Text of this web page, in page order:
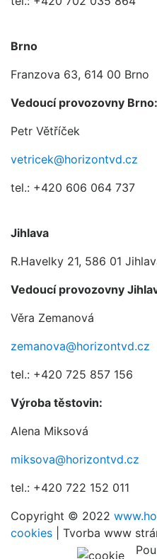
Brno
Franzova 63, 614 00 Brno
Vedoucí provozovny Brno:
Petr Větříček
vetricek@horizontvd.cz
tel.: +420 606 064 737
Jihlava
R.Havelky 21, 586 01
Vedoucí provozovny
Věra Zemanová
zemanova@horizontvd.cz
tel.: +420 725 857 156
Výroba těstovin:
Alena Miksová
miksova@horizontvd.cz
tel.: +420 722 152 011
Copyright © 2022
cookies | Tvorba www